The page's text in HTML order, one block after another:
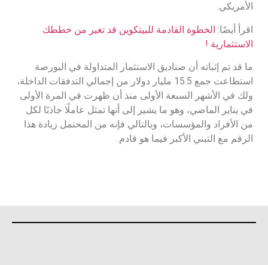
الأمريكي.
اقرأ أيضًا: الخطوة القادمة للبيتكوين قد تغير من خططك
الاستثمارية !
ما قد تم إثباته أن صناديق الاستثمار المتداولة في البورصة
استطاعت جمع 15.5 مليار دولار من إجمالي التدفقات الداخلة،
ولك في الأشهر السبعة الأولى منذ أن ظهرت في المرة الأولى
في يناير الماضي، وهو ما يشير إلى أنها تمثل عاملًا جاذبًا لكل
من الأفراد والمؤسسات، وبالتالي فإنه من المحتمل زيادة هذا
الرقم مع التبني الأكبر فيما هو قادم.